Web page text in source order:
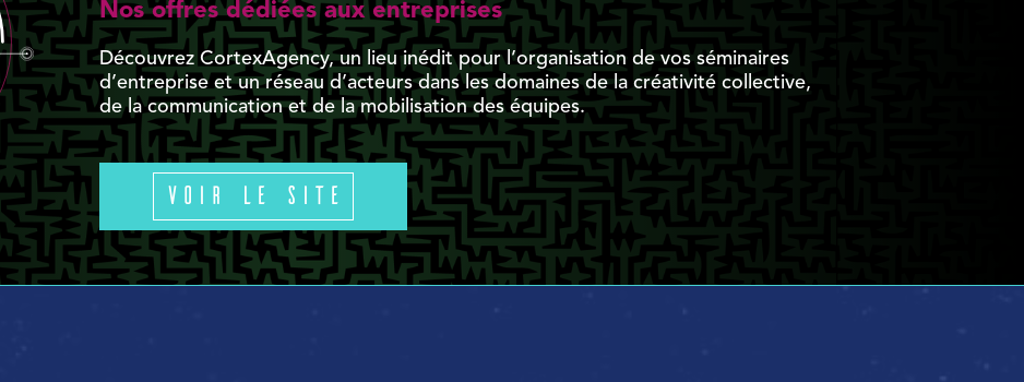
Nos offres dédiées aux entreprises
Découvrez CortexAgency, un lieu inédit pour l’organisation de vos séminaires
d’entreprise et un réseau d’acteurs dans les domaines de la créativité collective,
de la communication et de la mobilisation des équipes.
Voir le site